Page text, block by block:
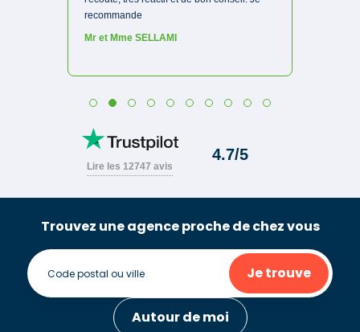
Trouvez une agence proche de chez vous
Je trouve
Autour de moi